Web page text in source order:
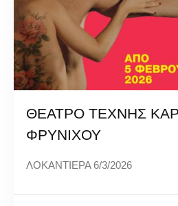
ΘΕΑΤΡΟ ΤΕΧΝΗΣ
ΦΡΥΝΙΧΟΥ
ΛΟΚΑΝΤΙΕΡΑ 6/3/2026